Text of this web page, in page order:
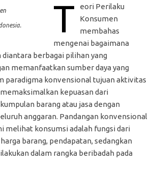
T
eori Perilaku
Konsumen
membahas
mengenai bagaimana
berbagai pilihan yang
memanfaatkan sumber daya yang
paradigma konvensional tujuan aktivitas
kepuasan dari
barang atau jasa dengan
anggaran. Pandangan konvensional
melihat konsumsi adalah fungsi dari
barang, pendapatan, sedangkan
dalam rangka beribadah pada